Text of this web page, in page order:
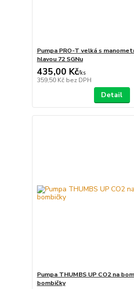
Pumpa PRO-T velká s
hlavou 72 SGNu
435,00 Kč/ks
359,50 Kč bez DPH
Detail
Pumpa THUMBS UP CO2 na
bombičky